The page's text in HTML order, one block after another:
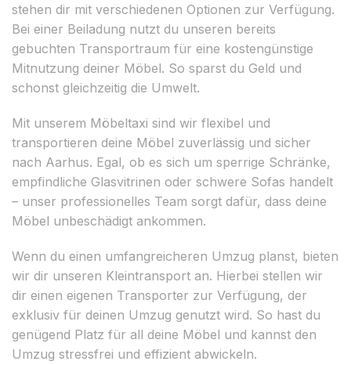
stehen dir mit verschiedenen Optionen zur Verfügung.
Bei einer Beiladung nutzt du unseren bereits
gebuchten Transportraum für eine kostengünstige
Mitnutzung deiner Möbel. So sparst du Geld und
schonst gleichzeitig die Umwelt.
Mit unserem Möbeltaxi sind wir flexibel und
transportieren deine Möbel zuverlässig und sicher
nach Aarhus. Egal, ob es sich um sperrige Schränke,
empfindliche Glasvitrinen oder schwere Sofas handelt
– unser professionelles Team sorgt dafür, dass deine
Möbel unbeschädigt ankommen.
Wenn du einen umfangreicheren Umzug planst, bieten
wir dir unseren Kleintransport an. Hierbei stellen wir
dir einen eigenen Transporter zur Verfügung, der
exklusiv für deinen Umzug genutzt wird. So hast du
genügend Platz für all deine Möbel und kannst den
Umzug stressfrei und effizient abwickeln.